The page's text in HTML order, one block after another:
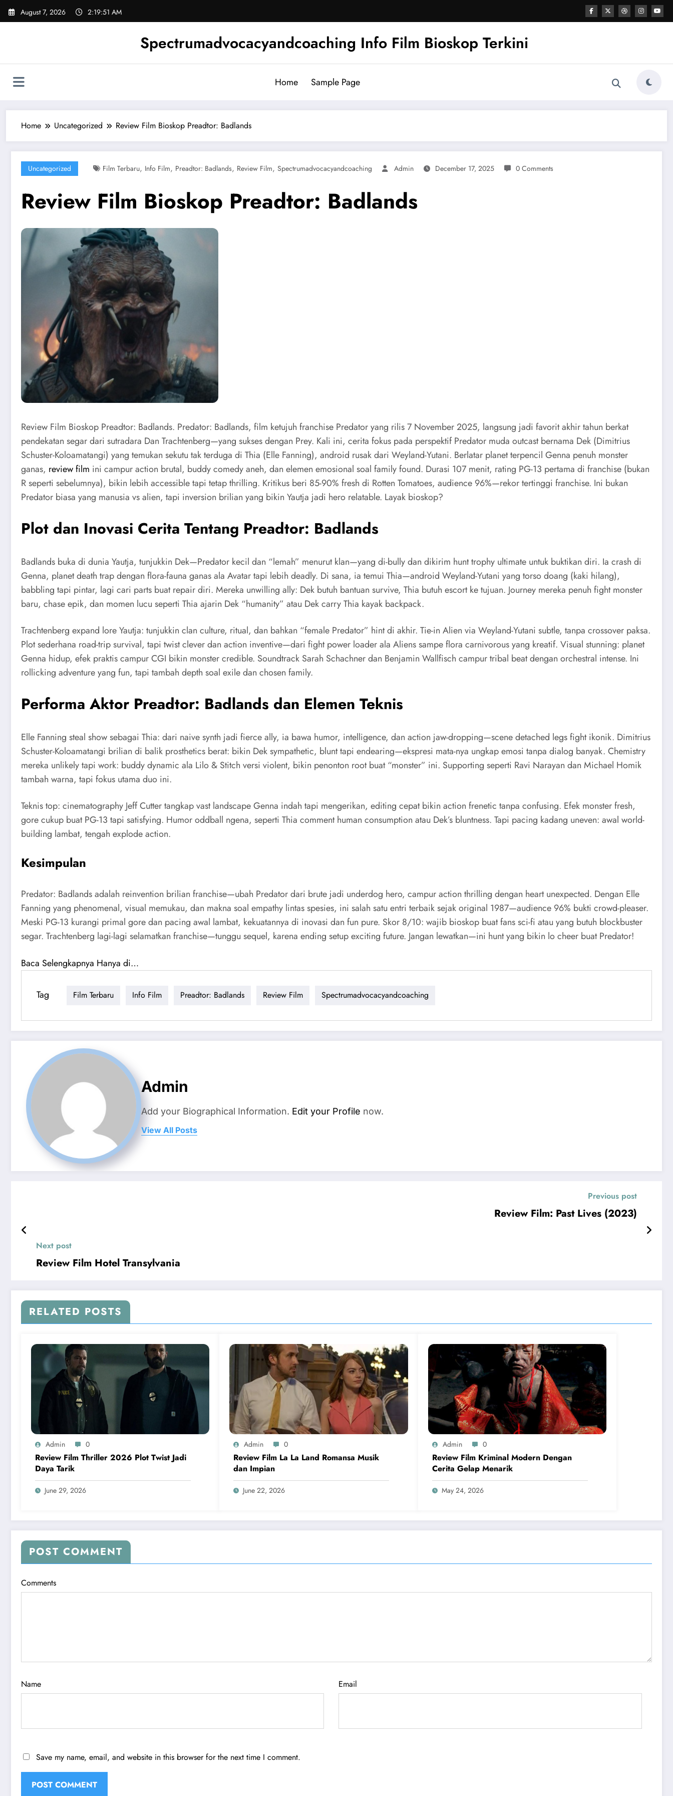
Skip
August 7, 2026 2:19:52 AM
Spectrumadvocacyandcoaching Info Film Bioskop Terkini
Home Sample Page
Home Uncategorized Review Film Bioskop Preadtor: Badlands
Uncategorized Film Terbaru, Info Film, Preadtor: Badlands, Review Film, Spectrumadvocacyandcoaching Admin December 17, 2025 0 Comments
Review Film Bioskop Preadtor: Badlands
Review Film Bioskop Preadtor: Badlands. Predator: Badlands, film ketujuh franchise Predator yang rilis 7 November 2025, langsung jadi favorit akhir tahun berkat
pendekatan segar dari sutradara Dan Trachtenberg—yang sukses dengan Prey. Kali ini, cerita fokus pada perspektif Predator muda outcast bernama Dek (Dimitrius
Schuster-Koloamatangi) yang temukan sekutu tak terduga di Thia (Elle Fanning), android rusak dari Weyland-Yutani. Berlatar planet terpencil Genna penuh monster
ganas, review film ini campur action brutal, buddy comedy aneh, dan elemen emosional soal family found. Durasi 107 menit, rating PG-13 pertama di franchise (bukan
R seperti sebelumnya), bikin lebih accessible tapi tetap thrilling. Kritikus beri 85-90% fresh di Rotten Tomatoes, audience 96%—rekor tertinggi franchise. Ini bukan
Predator biasa yang manusia vs alien, tapi inversion brilian yang bikin Yautja jadi hero relatable. Layak bioskop?
Plot dan Inovasi Cerita Tentang Preadtor: Badlands
Badlands buka di dunia Yautja, tunjukkin Dek—Predator kecil dan “lemah” menurut klan—yang di-bully dan dikirim hunt trophy ultimate untuk buktikan diri. Ia crash di
Genna, planet death trap dengan flora-fauna ganas ala Avatar tapi lebih deadly. Di sana, ia temui Thia—android Weyland-Yutani yang torso doang (kaki hilang),
babbling tapi pintar, lagi cari parts buat repair diri. Mereka unwilling ally: Dek butuh bantuan survive, Thia butuh escort ke tujuan. Journey mereka penuh fight monster
baru, chase epik, dan momen lucu seperti Thia ajarin Dek “humanity” atau Dek carry Thia kayak backpack.
Trachtenberg expand lore Yautja: tunjukkin clan culture, ritual, dan bahkan “female Predator” hint di akhir. Tie-in Alien via Weyland-Yutani subtle, tanpa crossover paksa.
Plot sederhana road-trip survival, tapi twist clever dan action inventive—dari fight power loader ala Aliens sampe flora carnivorous yang kreatif. Visual stunning: planet
Genna hidup, efek praktis campur CGI bikin monster credible. Soundtrack Sarah Schachner dan Benjamin Wallfisch campur tribal beat dengan orchestral intense. Ini
rollicking adventure yang fun, tapi tambah depth soal exile dan chosen family.
Performa Aktor Preadtor: Badlands dan Elemen Teknis
Elle Fanning steal show sebagai Thia: dari naive synth jadi fierce ally, ia bawa humor, intelligence, dan action jaw-dropping—scene detached legs fight ikonik. Dimitrius
Schuster-Koloamatangi brilian di balik prosthetics berat: bikin Dek sympathetic, blunt tapi endearing—ekspresi mata-nya ungkap emosi tanpa dialog banyak. Chemistry
mereka unlikely tapi work: buddy dynamic ala Lilo & Stitch versi violent, bikin penonton root buat “monster” ini. Supporting seperti Ravi Narayan dan Michael Homik
tambah warna, tapi fokus utama duo ini.
Teknis top: cinematography Jeff Cutter tangkap vast landscape Genna indah tapi mengerikan, editing cepat bikin action frenetic tanpa confusing. Efek monster fresh,
gore cukup buat PG-13 tapi satisfying. Humor oddball ngena, seperti Thia comment human consumption atau Dek’s bluntness. Tapi pacing kadang uneven: awal world-
building lambat, tengah explode action.
Kesimpulan
Predator: Badlands adalah reinvention brilian franchise—ubah Predator dari brute jadi underdog hero, campur action thrilling dengan heart unexpected. Dengan Elle
Fanning yang phenomenal, visual memukau, dan makna soal empathy lintas spesies, ini salah satu entri terbaik sejak original 1987—audience 96% bukti crowd-pleaser.
Meski PG-13 kurangi primal gore dan pacing awal lambat, kekuatannya di inovasi dan fun pure. Skor 8/10: wajib bioskop buat fans sci-fi atau yang butuh blockbuster
segar. Trachtenberg lagi-lagi selamatkan franchise—tunggu sequel, karena ending setup exciting future. Jangan lewatkan—ini hunt yang bikin lo cheer buat Predator!
Baca Selengkapnya Hanya di…
Tag Film Terbaru Info Film Preadtor: Badlands Review Film Spectrumadvocacyandcoaching
Admin
Add your Biographical Information. Edit your Profile now.
View All Posts
Previous post
Review Film: Past Lives (2023)
Next post
Review Film Hotel Transylvania
RELATED POSTS
Admin 0
Review Film Thriller 2026 Plot Twist Jadi
Daya Tarik
June 29, 2026
Admin 0
Review Film La La Land Romansa Musik
dan Impian
June 22, 2026
Admin 0
Review Film Kriminal Modern Dengan
Cerita Gelap Menarik
May 24, 2026
POST COMMENT
Comments
Name Email
Save my name, email, and website in this browser for the next time I comment.